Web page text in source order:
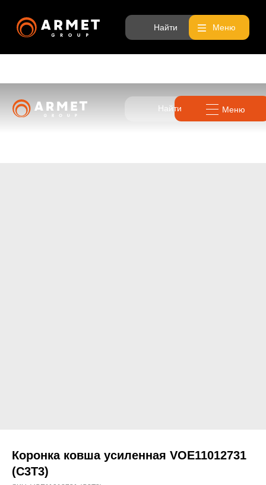
Найти
Коронка ковша усиленная VOE11012731
(C3T3)